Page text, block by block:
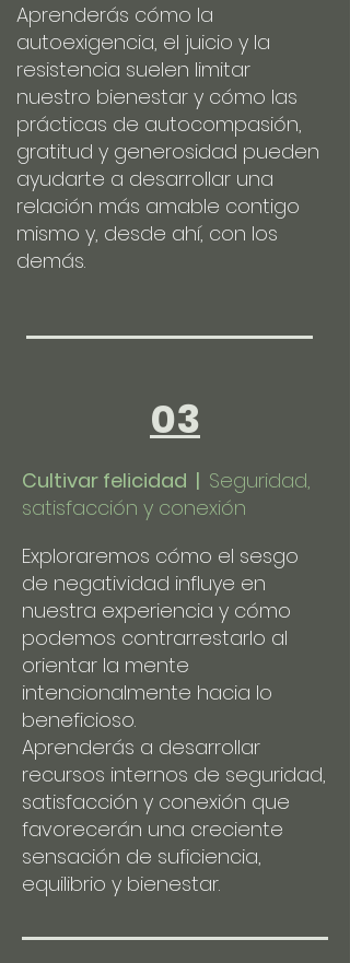
Aprenderás cómo la
autoexigencia, el juicio y la
resistencia suelen limitar
nuestro bienestar y cómo las
prácticas de autocompasión,
gratitud y generosidad pueden
ayudarte a desarrollar una
relación más amable contigo
mismo y, desde ahí, con los
demás.
03
Cultivar felicidad | Seguridad,
satisfacción y conexión
Exploraremos cómo el sesgo
de negatividad influye en
nuestra experiencia y cómo
podemos contrarrestarlo al
orientar la mente
intencionalmente hacia lo
beneficioso.
Aprenderás a desarrollar
recursos internos de seguridad,
satisfacción y conexión que
favorecerán una creciente
sensación de suficiencia,
equilibrio y bienestar.